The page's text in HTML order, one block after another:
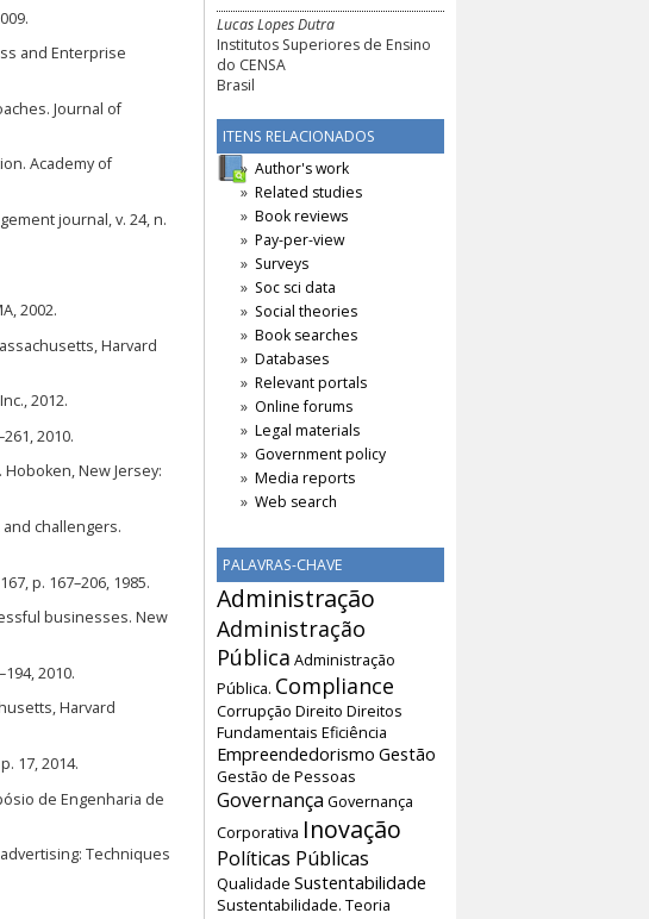
Lucas Lopes Dutra
Institutos Superiores de Ensino
do CENSA
Brasil
ITENS RELACIONADOS
Author's work
Related studies
Book reviews
Pay-per-view
Surveys
Soc sci data
Social theories
Book searches
Databases
Relevant portals
Online forums
Legal materials
Government policy
Media reports
Web search
PALAVRAS-CHAVE
Administração
Administração
Pública Administração
Pública. Compliance
Corrupção Direito Direitos
Fundamentais Eficiência
Empreendedorismo Gestão
Gestão de Pessoas
Governança Governança
Corporativa Inovação
Políticas Públicas
Qualidade Sustentabilidade
Sustentabilidade. Teoria
and Enterprise
Journal of
Academy of
journal, v. 24, n.
2002.
Harvard
2012.
2010.
New Jersey:
and challengers.
p. 167–206, 1985.
businesses. New
2010.
Harvard
17, 2014.
de Engenharia de
Techniques